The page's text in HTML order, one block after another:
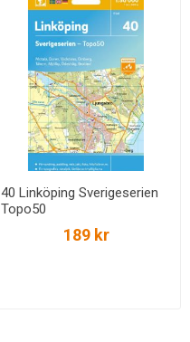
40 Linköping Sverigeserien
Topo50
189 kr